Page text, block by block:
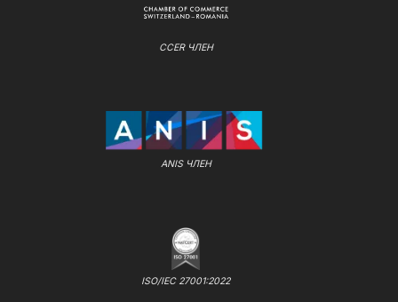
CCER ЧЛЕН
ANIS ЧЛЕН
ISO/IEC 27001:2022